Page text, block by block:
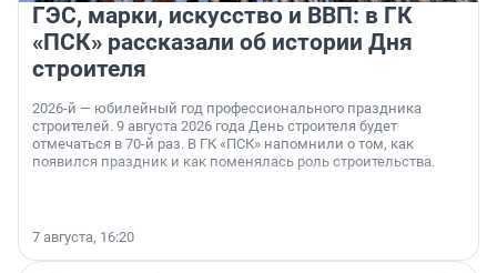
ГЭС, марки, искусство и ВВП: в ГК
«ПСК» рассказали об истории Дня
строителя
2026-й — юбилейный год профессионального праздника
строителей. 9 августа 2026 года День строителя будет
отмечаться в 70-й раз. В ГК «ПСК» напомнили о том, как
появился праздник и как поменялась роль строительства.
7 августа, 16:20